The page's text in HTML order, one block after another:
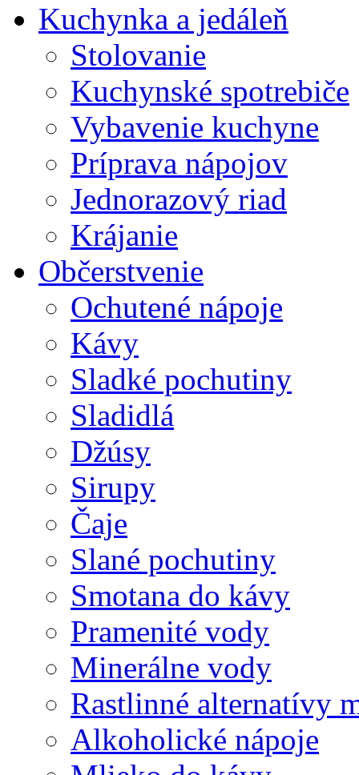
Kuchynka a jedáleň
Stolovanie
Kuchynské spotrebiče
Vybavenie kuchyne
Príprava nápojov
Jednorazový riad
Krájanie
Občerstvenie
Ochutené nápoje
Kávy
Sladké pochutiny
Sladidlá
Džúsy
Sirupy
Čaje
Slané pochutiny
Smotana do kávy
Pramenité vody
Minerálne vody
Rastlinné alternatívy
Alkoholické nápoje